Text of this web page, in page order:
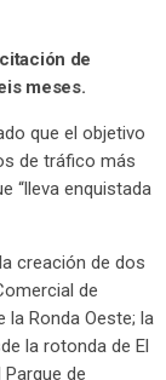
de
meses.
que el objetivo
de tráfico más
“lleva enquistada
creación de dos
de
la Ronda Oeste; la
la rotonda de El
de